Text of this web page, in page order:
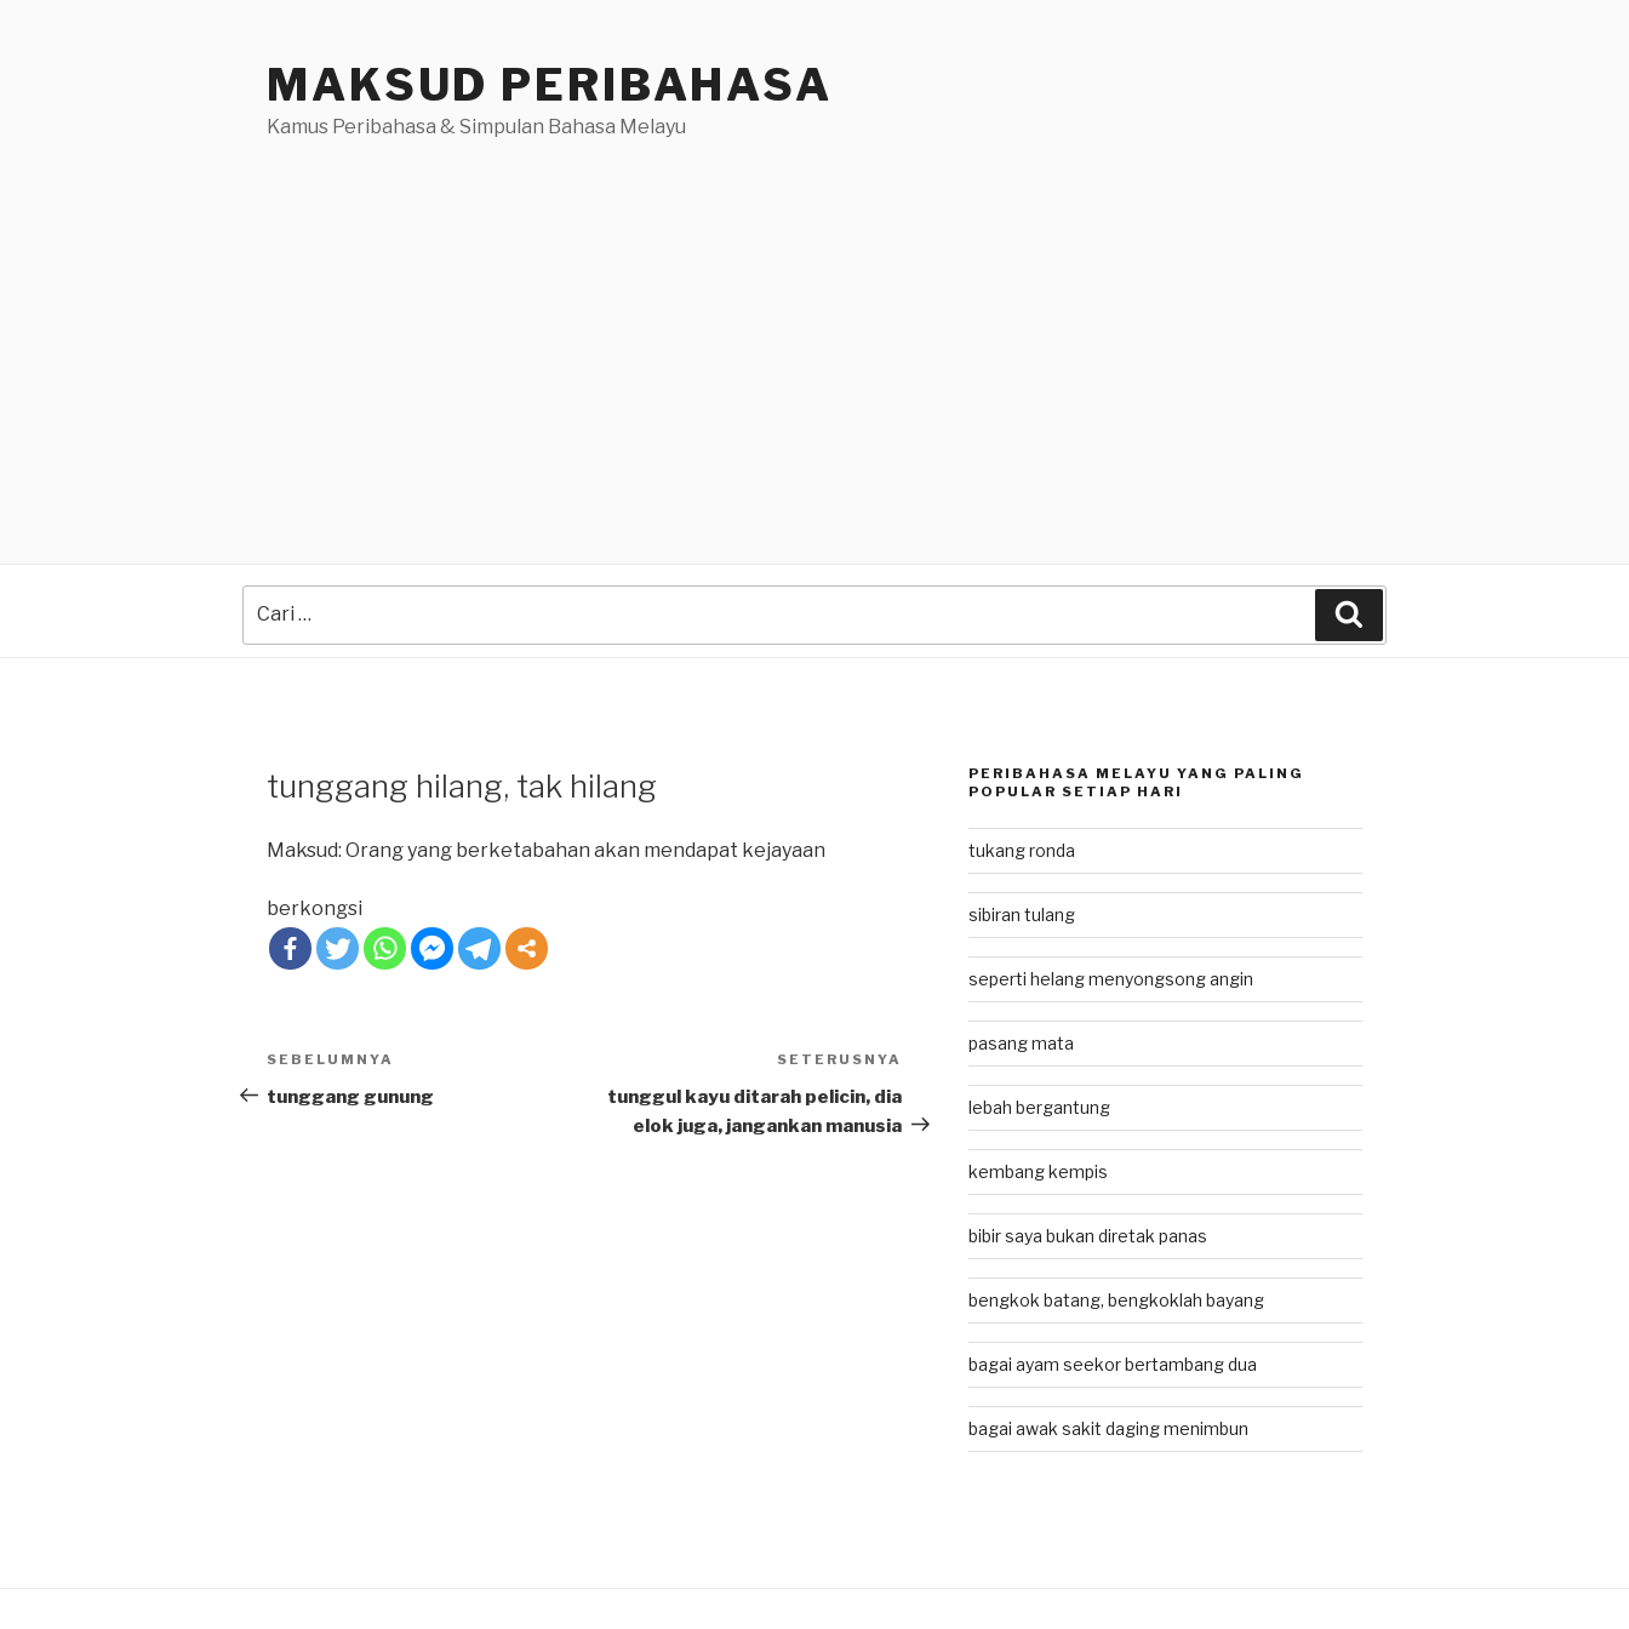
MAKSUD PERIBAHASA
Kamus Peribahasa & Simpulan Bahasa Melayu
for:
tunggang hilang, tak hilang
Maksud: Orang yang berketabahan akan mendapat kejayaan
berkongsi
Post
navigation
Previous
Post
SEBELUMNYA
tunggang gunung
SETERUSNYA
tunggul kayu ditarah pelicin, dia
elok juga, jangankan manusia
PERIBAHASA MELAYU YANG PALING
POPULAR SETIAP HARI
tukang ronda
sibiran tulang
seperti helang menyongsong angin
pasang mata
lebah bergantung
kembang kempis
bibir saya bukan diretak panas
bengkok batang, bengkoklah bayang
bagai ayam seekor bertambang dua
bagai awak sakit daging menimbun